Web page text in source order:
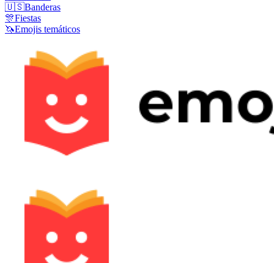
🇺🇸Banderas
🎊Fiestas
🦄Emojis temáticos